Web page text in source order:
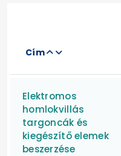
Cím
Elektromos
homlokvillás
targoncák és
kiegészítő elemek
beszerzése